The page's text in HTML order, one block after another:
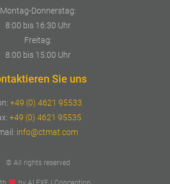
Montag-Donnerstag:
8:00 bis 16:30 Uhr
Freitag:
8:00 bis 15:00 Uhr
Sie uns
+49 (0) 4621 95533
+49 (0) 4621 95535
info@ctmat.com
© All rights reserved